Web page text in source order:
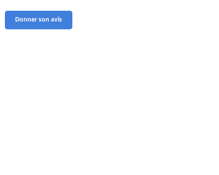
Donner son avis